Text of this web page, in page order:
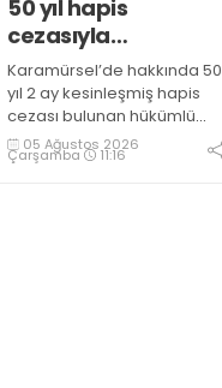
50 yıl hapis
cezasıyla
aranıyordu,
yakalandı
Karamürsel’de hakkında 50
yıl 2 ay kesinleşmiş hapis
cezası bulunan hükümlü
operasyonla gözaltına
alındı
05 Ağustos 2026
Çarşamba 11:16